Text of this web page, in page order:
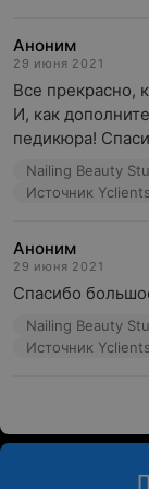
Аноним
29 июня 2021
Все прекрасно,
И, как
педикюра!
Nailing Beauty
Источник Yclients
Аноним
29 июня 2021
Спасибо
Nailing Beauty
Источник Yclients